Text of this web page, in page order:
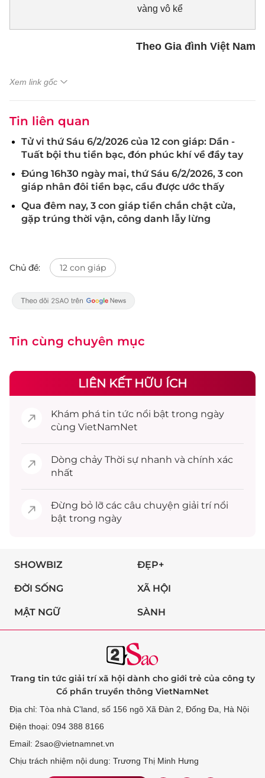
vàng vô kể
Theo Gia đình Việt Nam
Xem link gốc
Tin liên quan
Tử vi thứ Sáu 6/2/2026 của 12 con giáp: Dần -
Tuất bội thu tiền bạc, đón phúc khí về đầy tay
Đúng 16h30 ngày mai, thứ Sáu 6/2/2026, 3 con
giáp nhân đôi tiền bạc, cầu được ước thấy
Qua đêm nay, 3 con giáp tiền chắn chật cửa,
gặp trúng thời vận, công danh lẫy lừng
Chủ đề: 12 con giáp
Tin cùng chuyên mục
LIÊN KẾT HỮU ÍCH
Khám phá tin tức nổi bật trong ngày
cùng VietNamNet
Dòng chảy Thời sự nhanh và chính xác
nhất
Đừng bỏ lỡ các câu chuyện giải trínổi
bật trong ngày
SHOWBIZ ĐẸP+
ĐỜI SỐNG XÃ HỘI
MẬT NGỮ SÀNH
Trang tin tức giải trí xã hội dành cho giới trẻ của công ty
Cổ phần truyền thông VietNamNet
Địa chỉ: Tòa nhà C’land, số 156 ngõ Xã Đàn 2, Đống Đa, Hà Nội
Điện thoại: 094 388 8166
Email: 2sao@vietnamnet.vn
Chịu trách nhiệm nội dung: Trương Thị Minh Hưng